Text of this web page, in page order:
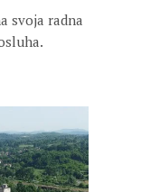
svoja radna